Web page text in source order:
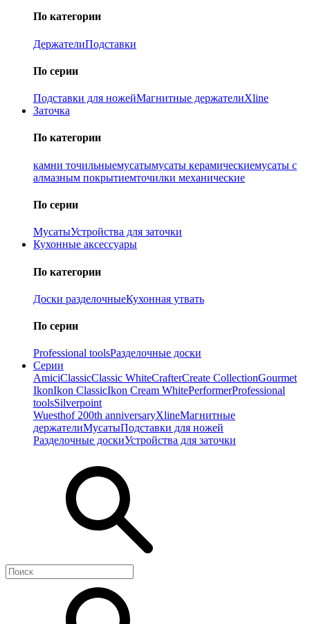
По категории
ДержателиПодставки
По серии
Подставки для ножейМагнитные держателиXline
Заточка
По категории
камни точильныемусатымусаты керамическиемусаты с
алмазным покрытиемточилки механические
По серии
МусатыУстройства для заточки
Кухонные аксессуары
По категории
Доски разделочныеКухонная утвать
По серии
Professional toolsРазделочные доски
Серии
AmiciClassicClassic WhiteCrafterCreate CollectionGourmet
IkonIkon ClassiсIkon Cream WhitePerformerProfessional
toolsSilverpoint
Wuesthof 200th anniversaryXlineМагнитные
держателиМусатыПодставки для ножей
Разделочные доскиУстройства для заточки